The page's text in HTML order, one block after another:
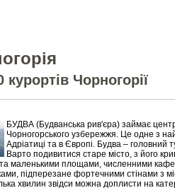
курортів Чорногорії
БУДВА (Будванська рив'єра) займає
Чорногорського узбережжя. Це одне з
Адріатиці та в Європі. Будва – головний
Варто подивитися старе місто, з його
маленькими площами, численними
підперезане фортечними стінами з
хвилин звідси можна доплисти на